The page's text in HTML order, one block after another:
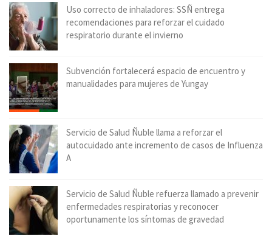
Uso correcto de inhaladores: SSÑ entrega
recomendaciones para reforzar el cuidado
respiratorio durante el invierno
Subvención fortalecerá espacio de encuentro y
manualidades para mujeres de Yungay
Servicio de Salud Ñuble llama a reforzar el
autocuidado ante incremento de casos de Influenza
A
Servicio de Salud Ñuble refuerza llamado a prevenir
enfermedades respiratorias y reconocer
oportunamente los síntomas de gravedad